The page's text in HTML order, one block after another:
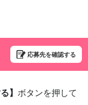
応募先を確認する
】 ボタンを押して